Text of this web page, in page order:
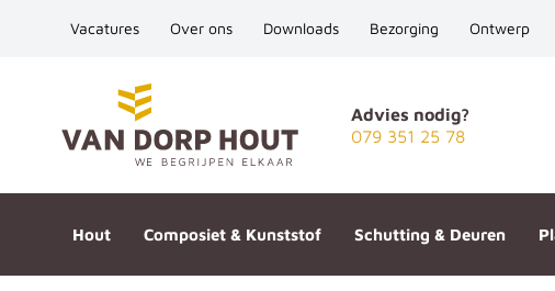
Vacatures Over ons Downloads Bezorging Ontwerp
Advies nodig?
079 351 25 78
Hout Composiet & Kunststof Schutting & Deuren